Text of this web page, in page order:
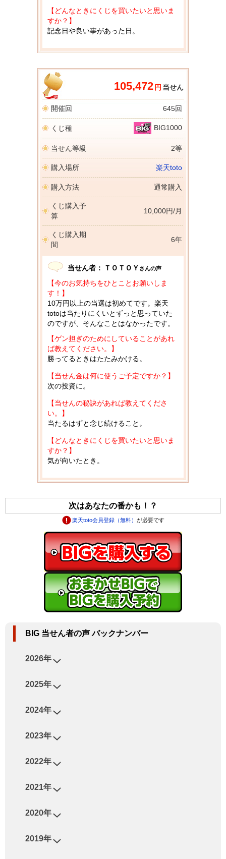
【どんなときにくじを買いたいと思いま
すか？】
記念日や良い事があった日。
105,472円 当せん
開催回 645回
くじ種 BIG1000
当せん等級 2等
購入場所 楽天toto
購入方法 通常購入
くじ購入予
算
10,000円/月
くじ購入期
間
6年
当せん者： ＴＯＴＯＹ さんの声
【今のお気持ちをひとことお願いしま
す！】
10万円以上の当選は初めてです。楽天
totoは当たりにくいとずっと思っていた
のですが、そんなことはなかったです。
【ゲン担ぎのためにしていることがあれ
ば教えてください。】
勝ってるときはたたみかける。
【当せん金は何に使うご予定ですか？】
次の投資に。
【当せんの秘訣があれば教えてくださ
い。】
当たるはずと念じ続けること。
【どんなときにくじを買いたいと思いま
すか？】
気が向いたとき。
次はあなたの番かも！？
楽天toto会員登録（無料） が必要です
BIG 当せん者の声 バックナンバー
2019年
2020年
2021年
2022年
2023年
2024年
2025年
2026年